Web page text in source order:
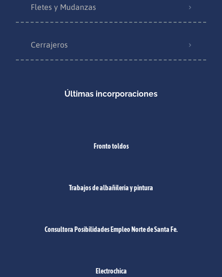
Fletes y Mudanzas
Cerrajeros
Últimas incorporaciones
Fronto toldos
Trabajos de albañilería y pintura
Consultora Posibilidades Empleo Norte de Santa Fe.
Electrochica